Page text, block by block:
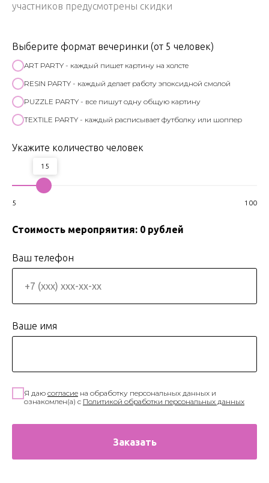
участников предусмотрены скидки
Выберите формат вечеринки (от 5 человек)
ART PARTY - каждый пишет картину на холсте
RESIN PARTY - каждый делает работу эпоксидной смолой
PUZZLE PARTY - все пишут одну общую картину
TEXTILE PARTY - каждый расписывает футболку или шоппер
Укажите количество человек
15
5 100
Стоимость меропряития: 0 рублей
Ваш телефон
Ваше имя
Я даю согласие на обработку персональных данных и
ознакомлен(а) с Политикой обработки персональных данных
Заказать